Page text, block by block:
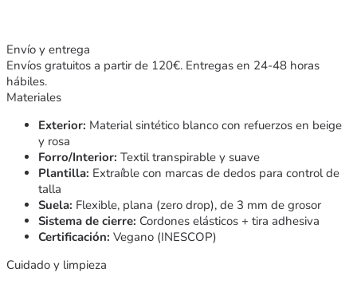
Envío y entrega
Envíos gratuitos a partir de 120€. Entregas en 24-48 horas
hábiles.
Materiales
Exterior: Material sintético blanco con refuerzos en beige
y rosa
Forro/Interior: Textil transpirable y suave
Plantilla: Extraíble con marcas de dedos para control de
talla
Suela: Flexible, plana (zero drop), de 3 mm de grosor
Sistema de cierre: Cordones elásticos + tira adhesiva
Certificación: Vegano (INESCOP)
Cuidado y limpieza